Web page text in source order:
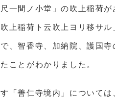
一間ノ小堂」の吹上稲荷が
上稲荷ト云吹上ヨリ移サ
、智香寺、加納院、護国
ことがわかりました。
「善仁寺境内」について